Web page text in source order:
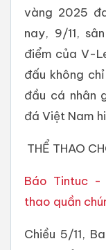
vàng 2025
nay, 9/11,
điểm của V-
đấu không
đầu cá nhân
đá Việt Nam
THỂ THAO
Báo Tintuc -
thao quần
Chiều 5/11,